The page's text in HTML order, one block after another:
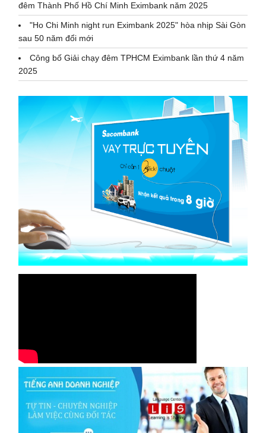
đêm Thành Phố Hồ Chí Minh Eximbank năm 2025
"Ho Chi Minh night run Eximbank 2025" hòa nhịp Sài Gòn
sau 50 năm đổi mới
Công bố Giải chạy đêm TPHCM Eximbank lần thứ 4 năm
2025